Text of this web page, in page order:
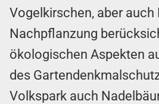
Vogelkirschen, aber auch
Nachpflanzung
ökologischen Aspekten
des
Volkspark auch